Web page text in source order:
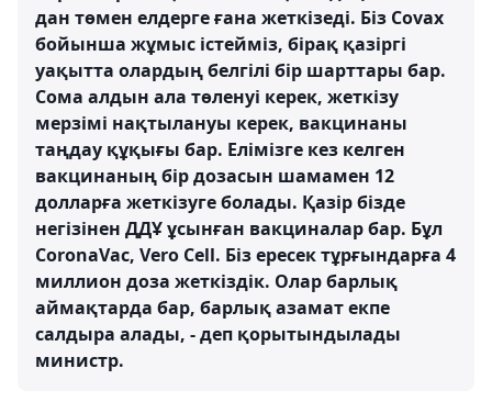
дан төмен елдерге ғана жеткізеді. Біз Covax
бойынша жұмыс істейміз, бірақ қазіргі
уақытта олардың белгілі бір шарттары бар.
Сома алдын ала төленуі керек, жеткізу
мерзімі нақтылануы керек, вакцинаны
таңдау құқығы бар. Елімізге кез келген
вакцинаның бір дозасын шамамен 12
долларға жеткізуге болады. Қазір бізде
негізінен ДДҰ ұсынған вакциналар бар. Бұл
CoronaVac, Vero Cell. Біз ересек тұрғындарға 4
миллион доза жеткіздік. Олар барлық
аймақтарда бар, барлық азамат екпе
салдыра алады, - деп қорытындылады
министр.